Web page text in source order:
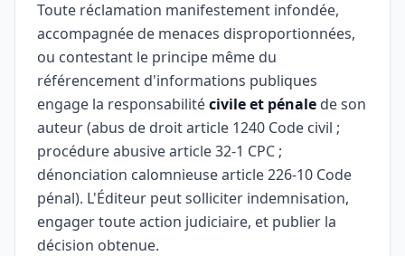
Toute réclamation manifestement infondée,
accompagnée de menaces disproportionnées,
ou contestant le principe même du
référencement d'informations publiques
engage la responsabilitécivile et pénale de son
auteur (abus de droit article 1240 Code civil ;
procédure abusive article 32-1 CPC ;
dénonciation calomnieuse article 226-10 Code
pénal). L'Éditeur peut solliciter indemnisation,
engager toute action judiciaire, et publier la
décision obtenue.